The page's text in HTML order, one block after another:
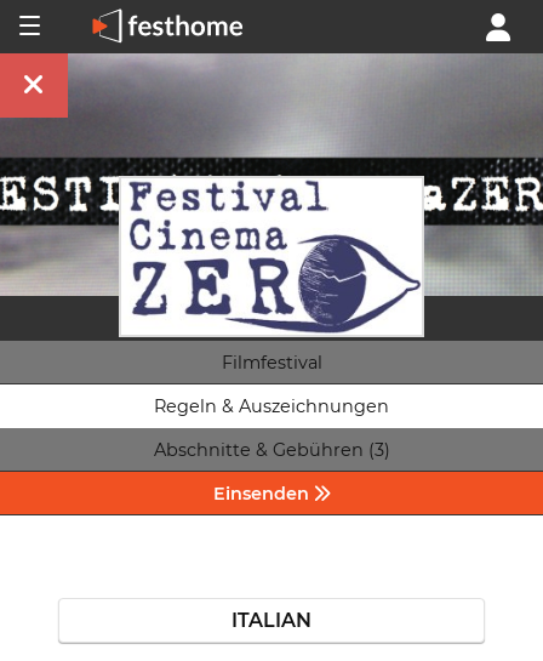
Filmfestival
Regeln & Auszeichnungen
Abschnitte & Gebühren (3)
Einsenden
ITALIAN